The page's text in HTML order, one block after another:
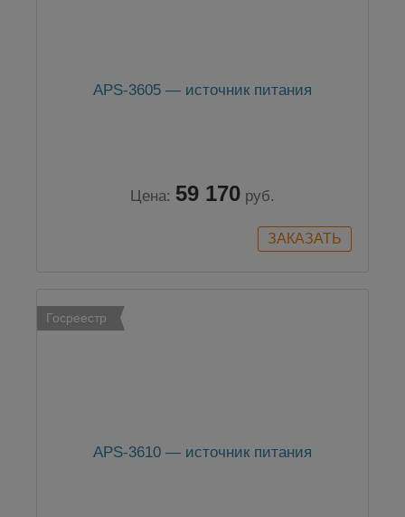
APS-3605 — источник питания
Цена: 59 170 руб.
Госреестр
APS-3610 — источник питания